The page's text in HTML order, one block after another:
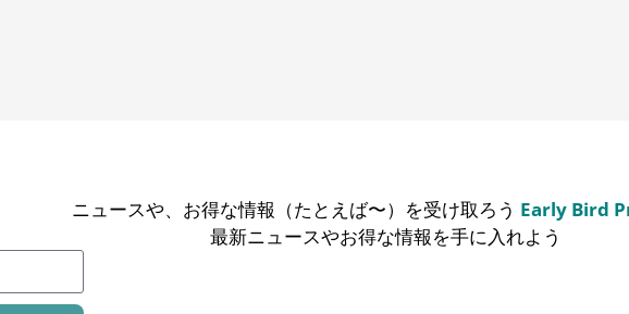
ニュースや、お得な情報（たとえば〜）を受け取ろう Early Bird
最新ニュースやお得な情報を手に入れよう